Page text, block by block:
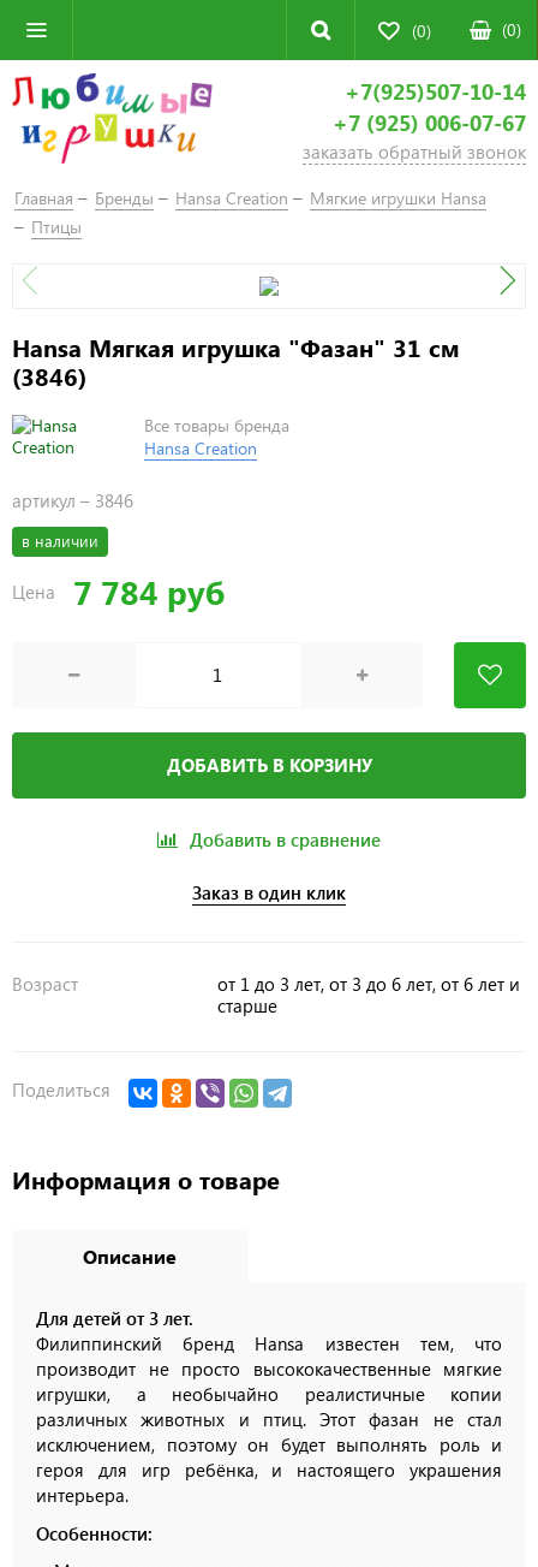
(0) (0)
+7(925)507-10-14
+7 (925) 006-07-67
заказать обратный звонок
Главная Бренды Hansa Creation
Мягкие игрушки Hansa
Птицы
Hansa Мягкая игрушка "Фазан" 31 см
(3846)
Все товары бренда
Hansa Creation
артикул – 3846
в наличии
Цена 7 784 руб
ДОБАВИТЬ В КОРЗИНУ
Добавить в сравнение
Заказ в один клик
Возраст
от 1 до 3 лет, от 3 до 6 лет, от 6 лет и
старше
Поделиться
Информация о товаре
Описание
Для детей от 3 лет.
Филиппинский бренд Hansa известен тем, что
производит не просто высококачественные мягкие
игрушки, а необычайно реалистичные копии
различных животных и птиц. Этот фазан не стал
исключением, поэтому он будет выполнять роль и
героя для игр ребёнка, и настоящего украшения
интерьера.
Особенности: